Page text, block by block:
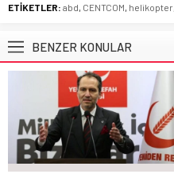
ETİKETLER: abd CENTCOM helikopter
BENZER KONULAR